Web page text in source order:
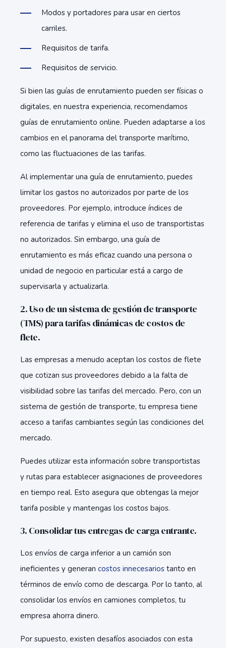
Modos y portadores para usar en ciertos
carriles.
Requisitos de tarifa.
Requisitos de servicio.
Si bien las guías de enrutamiento pueden ser físicas o
digitales, en nuestra experiencia, recomendamos
guías de enrutamiento online. Pueden adaptarse a los
cambios en el panorama del transporte marítimo,
como las fluctuaciones de las tarifas.
Al implementar una guía de enrutamiento, puedes
limitar los gastos no autorizados por parte de los
proveedores. Por ejemplo, introduce índices de
referencia de tarifas y elimina el uso de transportistas
no autorizados. Sin embargo, una guía de
enrutamiento es más eficaz cuando una persona o
unidad de negocio en particular está a cargo de
supervisarla y actualizarla.
2. Uso de un sistema de gestión de transporte
(TMS) para tarifas dinámicas de costos de
flete.
Las empresas a menudo aceptan los costos de flete
que cotizan sus proveedores debido a la falta de
visibilidad sobre las tarifas del mercado. Pero, con un
sistema de gestión de transporte, tu empresa tiene
acceso a tarifas cambiantes según las condiciones del
mercado.
Puedes utilizar esta información sobre transportistas
y rutas para establecer asignaciones de proveedores
en tiempo real. Esto asegura que obtengas la mejor
tarifa posible y mantengas los costos bajos.
3. Consolidar tus entregas de carga entrante.
Los envíos de carga inferior a un camión son
ineficientes y generan costos innecesarios tanto en
términos de envío como de descarga. Por lo tanto, al
consolidar los envíos en camiones completos, tu
empresa ahorra dinero.
Por supuesto, existen desafíos asociados con esta